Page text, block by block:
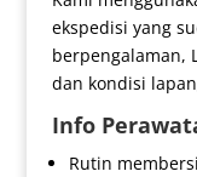
ekspedisi yang
berpengalaman,
dan kondisi
Info
Rutin